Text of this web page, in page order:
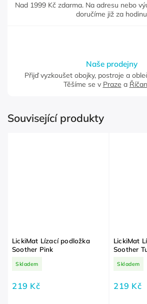
Nad 1999 Kč zdarma. Na adresu nebo
doručíme již za
Naše prodejny
Přijď vyzkoušet obojky, postroje a
Těšíme se v Praze a
Související produkty
LickiMat Lízací podložka
Soother Pink
Skladem
219 Kč
LickiMat
Soother
Skladem
219 Kč